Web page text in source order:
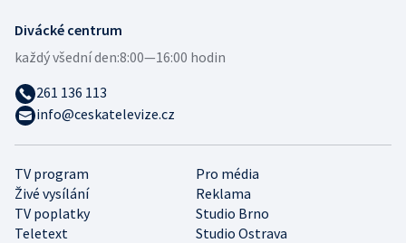
TV program
Pro média
Živé vysílání
Reklama
TV poplatky
Studio Brno
Teletext
Studio Ostrava
Divácké centrum
každý všední den:8:00—16:00 hodin
261 136 113
info@ceskatelevize.cz